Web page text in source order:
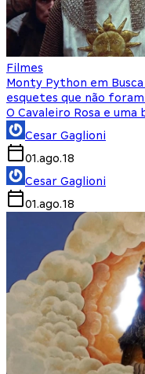
Filmes
Monty Python em
esquetes que não
O Cavaleiro Rosa e uma
Cesar Gaglioni
01.ago.18
Cesar Gaglioni
01.ago.18